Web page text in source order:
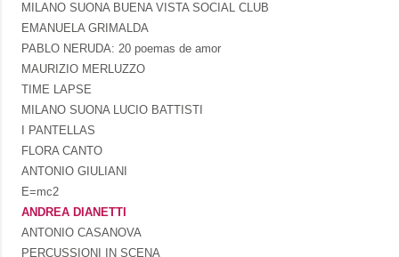
MILANO SUONA BUENA VISTA SOCIAL CLUB
EMANUELA GRIMALDA
PABLO NERUDA: 20 poemas de amor
MAURIZIO MERLUZZO
TIME LAPSE
MILANO SUONA LUCIO BATTISTI
I PANTELLAS
FLORA CANTO
ANTONIO GIULIANI
E=mc2
ANDREA DIANETTI
ANTONIO CASANOVA
PERCUSSIONI IN SCENA